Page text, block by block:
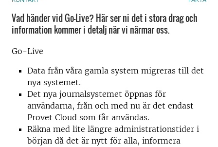
Vad händer vid Go-Live? Här ser ni det i stora drag och
information kommer i detalj när vi närmar oss.
Go-Live
Data från våra gamla system migreras till det
nya systemet.
Det nya journalsystemet öppnas för
användarna, från och med nu är det endast
Provet Cloud som får användas.
Räkna med lite längre administrationstider i
början då det är nytt för alla, informera